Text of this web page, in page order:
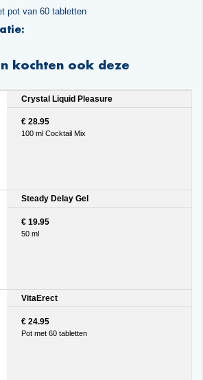
pot van 60 tabletten
kochten ook deze
Crystal Liquid Pleasure
€ 28.95
100 ml Cocktail Mix
Steady Delay Gel
€ 19.95
50 ml
VitaErect
€ 24.95
Pot met 60 tabletten